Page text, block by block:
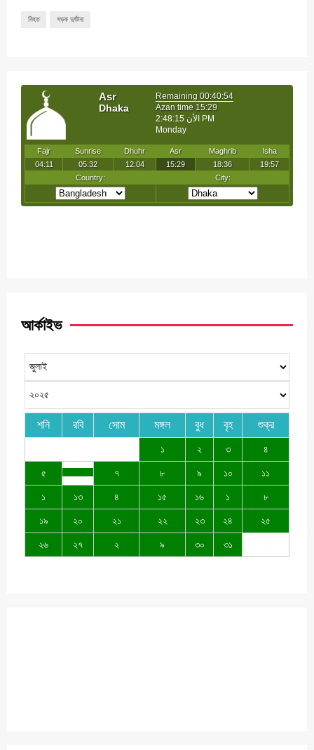
নিহত সড়ক দুর্ঘটনা
আর্কাইভ
শনি রবি সোম মঙ্গল বুধ বৃহ শুক্র
১ ২ ৩ ৪
৫ ৭ ৮ ৯ ১০ ১১
১ ১৩ ৪ ১৫ ১৬ ১ ৮
১৯ ২০ ২১ ২২ ২৩ ২৪ ২৫
২৬ ২৭ ২ ৯ ৩০ ৩১